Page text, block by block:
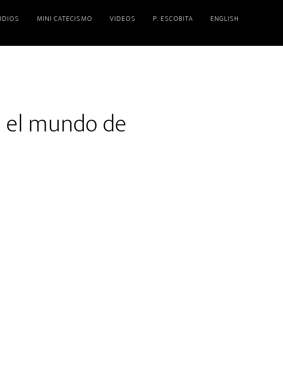
MINI CATECISMO VIDEOS P. ESCOBITA ENGLISH
mundo de